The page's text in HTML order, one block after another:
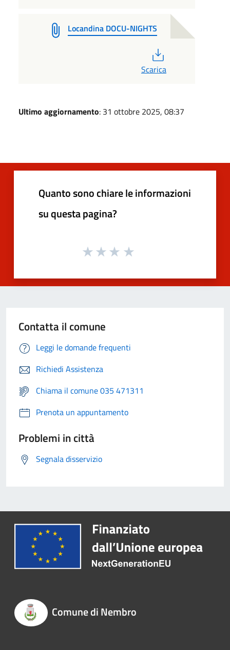
Locandina DOCU-NIGHTS
Scarica
Ultimo aggiornamento: 31 ottobre 2025, 08:37
Quanto sono chiare le informazioni
su questa pagina?
Contatta il comune
Leggi le domande frequenti
Richiedi Assistenza
Chiama il comune 035 471311
Prenota un appuntamento
Problemi in città
Segnala disservizio
Comune di Nembro